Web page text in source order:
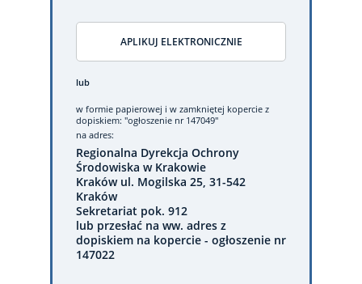
APLIKUJ ELEKTRONICZNIE
lub
w formie papierowej i w zamkniętej kopercie z
dopiskiem: "ogłoszenie nr 147049"
na adres:
Regionalna Dyrekcja Ochrony
Środowiska w Krakowie
Kraków ul. Mogilska 25, 31-542
Kraków
Sekretariat pok. 912
lub przesłać na ww. adres z
dopiskiem na kopercie - ogłoszenie nr
147022